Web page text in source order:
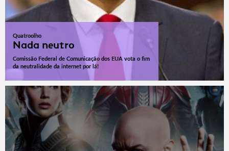
Quatroolho
Nada neutro
Comissão Federal de Comunicação dos EUA vota o fim
da neutralidade da internet por lá!